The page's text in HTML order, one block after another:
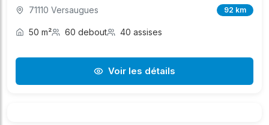
71110 Versaugues 92 km
50 m² 60 debout 40 assises
Voir les détails